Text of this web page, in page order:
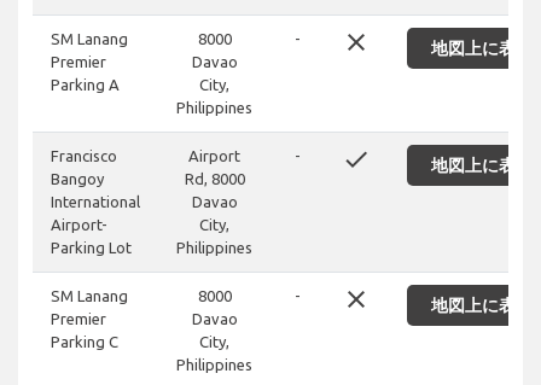
SM Lanang
Premier
Parking A
8000
Davao
City,
Philippines
- close 地図上に表示
Francisco
Bangoy
International
Airport-
Parking Lot
Airport
Rd, 8000
Davao
City,
Philippines
- done 地図上に表示
SM Lanang
Premier
Parking C
8000
Davao
City,
Philippines
- close 地図上に表示